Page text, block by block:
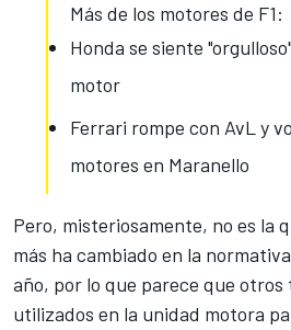
Más de los motores de F1:
Honda se siente
motor
Ferrari rompe con AvL y
motores en Maranello
Pero, misteriosamente, no es la
más ha cambiado en la
año, por lo que parece que
utilizados en la unidad motora